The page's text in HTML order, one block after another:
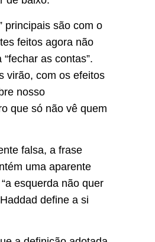
principais são com o
feitos agora não
as contas”.
virão, com os efeitos
nosso
que só não vê quem
falsa, a frase
uma aparente
esquerda não quer
define a si